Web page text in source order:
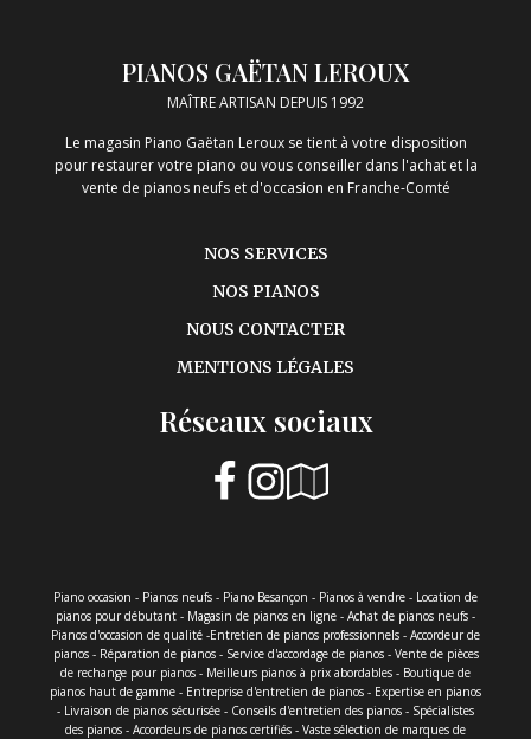
PIANOS GAËTAN LEROUX
MAÎTRE ARTISAN DEPUIS 1992
Le magasin Piano Gaëtan Leroux se tient à votre disposition
pour restaurer votre piano ou vous conseiller dans l'achat et la
vente de pianos neufs et d'occasion en Franche-Comté
NOS SERVICES
NOS PIANOS
NOUS CONTACTER
MENTIONS LÉGALES
Réseaux sociaux
Piano occasion - Pianos neufs - Piano Besançon - Pianos à vendre - Location de
pianos pour débutant - Magasin de pianos en ligne - Achat de pianos neufs -
Pianos d'occasion de qualité -Entretien de pianos professionnels - Accordeur de
pianos - Réparation de pianos - Service d'accordage de pianos - Vente de pièces
de rechange pour pianos - Meilleurs pianos à prix abordables - Boutique de
pianos haut de gamme - Entreprise d'entretien de pianos - Expertise en pianos
- Livraison de pianos sécurisée - Conseils d'entretien des pianos - Spécialistes
des pianos - Accordeurs de pianos certifiés - Vaste sélection de marques de